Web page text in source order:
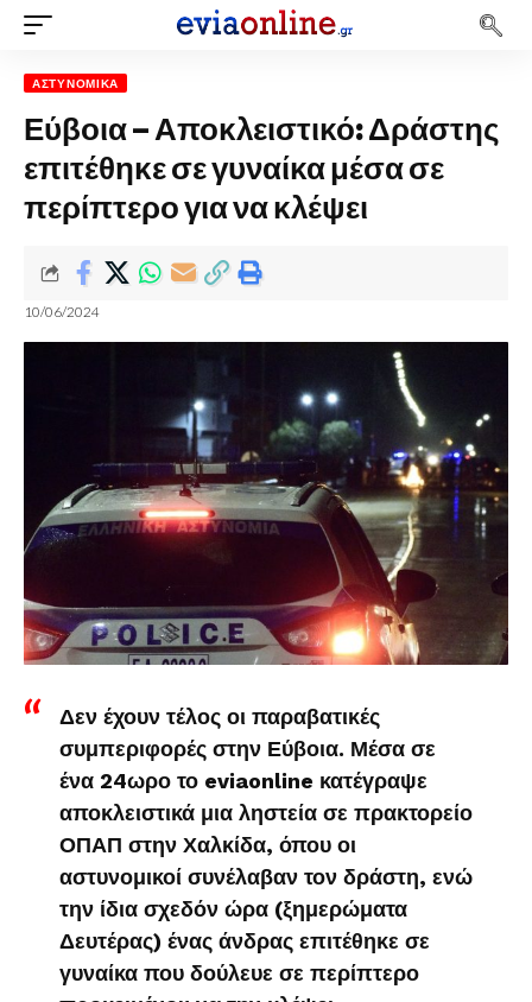
ΑΣΤΥΝΟΜΙΚΆ
Εύβοια – Αποκλειστικό: Δράστης
επιτέθηκε σε γυναίκα μέσα σε
περίπτερο για να κλέψει
10/06/2024
Δεν έχουν τέλος οι παραβατικές
συμπεριφορές στην Εύβοια. Μέσα σε
ένα 24ωρο το eviaonline κατέγραψε
αποκλειστικά μια ληστεία σε πρακτορείο
ΟΠΑΠ στην Χαλκίδα, όπου οι
αστυνομικοί συνέλαβαν τον δράστη, ενώ
την ίδια σχεδόν ώρα (ξημερώματα
Δευτέρας) ένας άνδρας επιτέθηκε σε
γυναίκα που δούλευε σε περίπτερο